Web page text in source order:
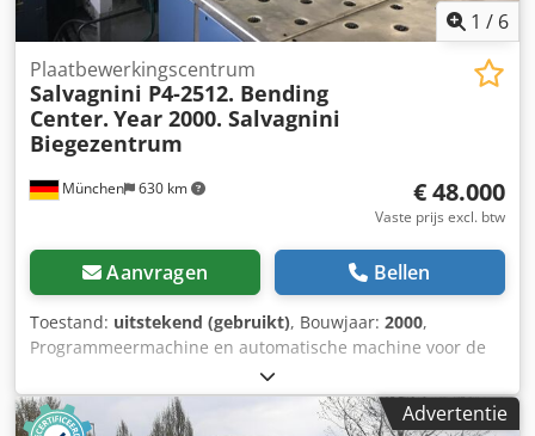
1 / 6
München 630 km
Plaatbewerkingscentrum
Salvagnini P4-2512. Bending
Center. Year 2000. Salvagnini
Biegezentrum
€ 48.000
Vaste prijs excl. btw
Aanvragen Bellen
Toestand: uitstekend (gebruikt), Bouwjaar: 2000,
Programmeermachine en automatische machine voor de
productie van metalen panelen door het vormen van
meerdere kanten aan alle vier zijden. Credew A Nnpepfx
Alwsf
Advertentie